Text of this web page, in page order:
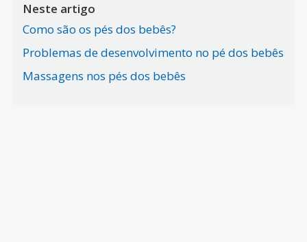
Neste artigo
Como são os pés dos bebês?
Problemas de desenvolvimento no pé dos bebês
Massagens nos pés dos bebês